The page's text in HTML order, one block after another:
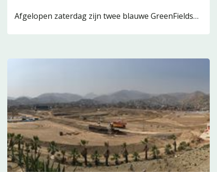
Afgelopen zaterdag zijn twee blauwe GreenFields…